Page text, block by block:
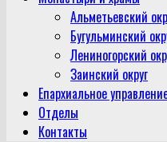
Альметьевский
Бугульминский
Лениногорский
Заинский округ
Епархиальное
Отделы
Контакты